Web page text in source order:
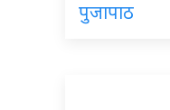
पुजापाठ